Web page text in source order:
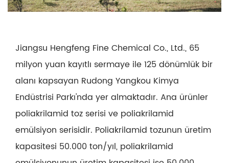
Jiangsu Hengfeng Fine Chemical Co., Ltd., 65
milyon yuan kayıtlı sermaye ile 125 dönümlük bir
alanı kapsayan Rudong Yangkou Kimya
Endüstrisi Parkı'nda yer almaktadır. Ana ürünler
poliakrilamid toz serisi ve poliakrilamid
emülsiyon serisidir. Poliakrilamid tozunun üretim
kapasitesi 50.000 ton/yıl, poliakrilamid